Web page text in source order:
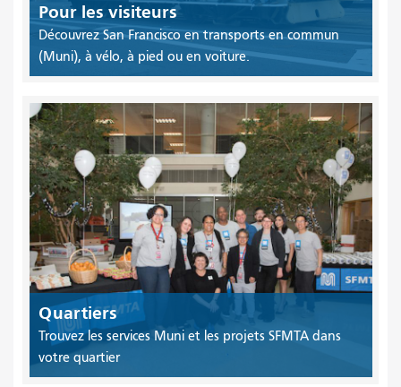
Pour les visiteurs
Découvrez San Francisco en transports en commun
(Muni), à vélo, à pied ou en voiture.
Quartiers
Trouvez les services Muni et les projets SFMTA dans
votre quartier